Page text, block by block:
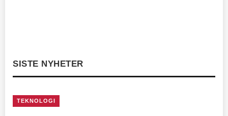
SISTE NYHETER
TEKNOLOGI